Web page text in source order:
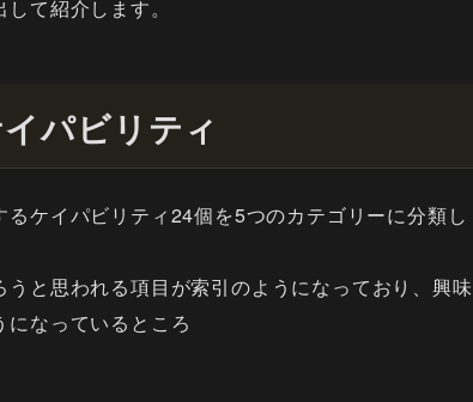
て紹介します。
パビリティ
ケイパビリティ24個を5つのカテゴリーに分類し
と思われる項目が索引のようになっており、興味
なっているところ